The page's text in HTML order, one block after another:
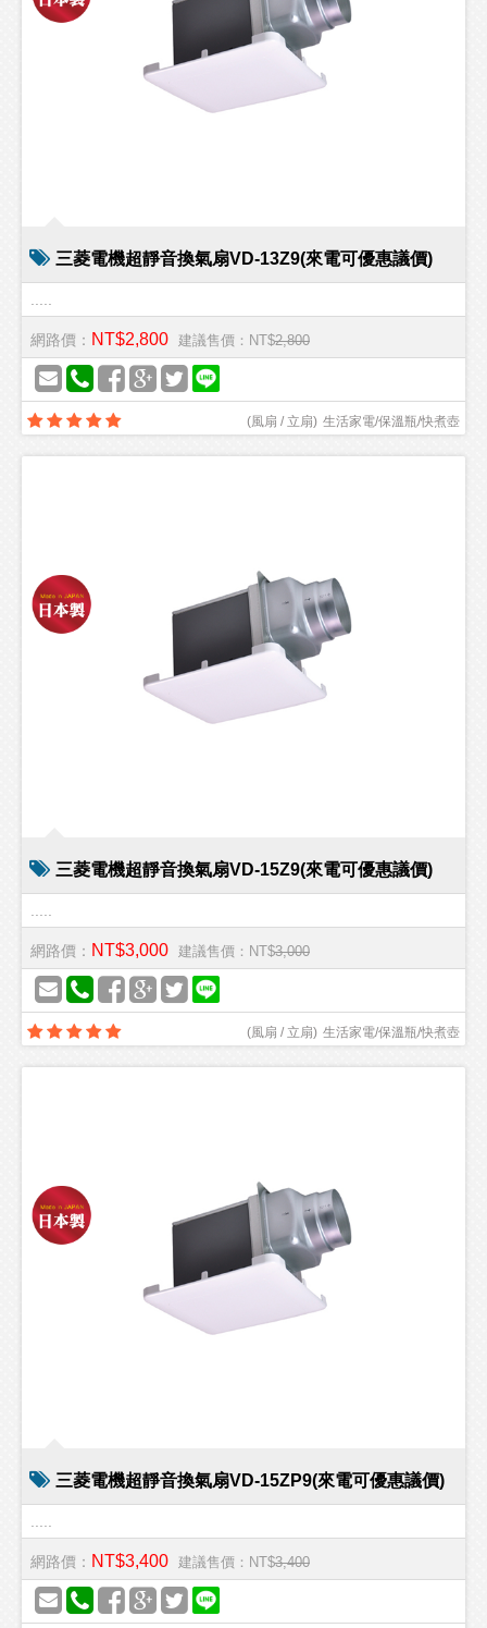
三菱電機超靜音換氣扇VD-13Z9(來電可優惠議價)
網路價： NT$2,800 建議售價：NT$2,800
生活家電/保溫瓶/快煮壺
(風扇 / 立扇)
三菱電機超靜音換氣扇VD-15Z9(來電可優惠議價)
網路價： NT$3,000 建議售價：NT$3,000
生活家電/保溫瓶/快煮壺
(風扇 / 立扇)
三菱電機超靜音換氣扇VD-15ZP9(來電可優惠議價)
網路價： NT$3,400 建議售價：NT$3,400